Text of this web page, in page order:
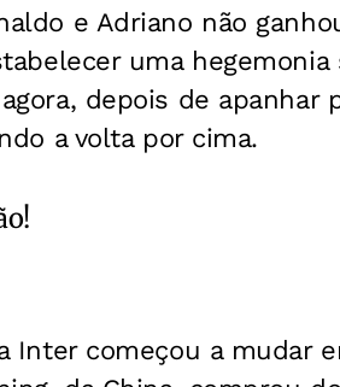
e Adriano não
uma hegemonia
depois de apanhar
a volta por cima.
Inter começou a mudar